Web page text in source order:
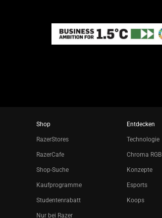
Shop
RazerStores
RazerCafe
Shop-Suche
Kaufprogramme
Studentenrabatt
Nur bei Razer
Entdecken
Technologie
Chroma RGB
Konzepte
Esports
Koops